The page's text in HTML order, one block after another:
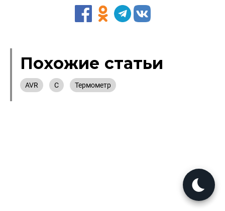
Похожие статьи
AVR C Термометр